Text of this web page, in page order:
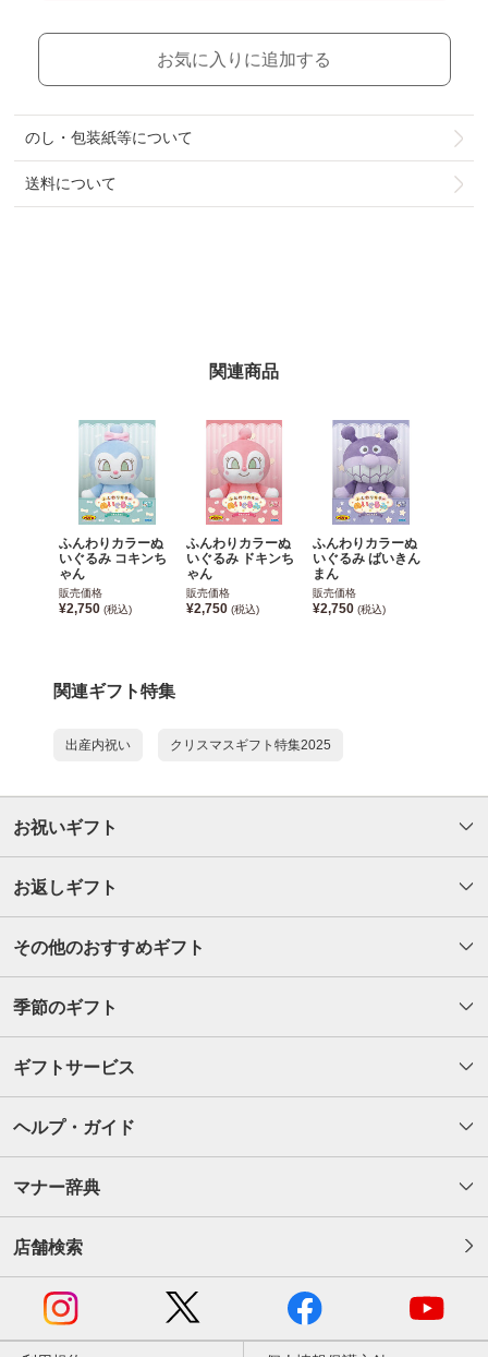
お気に入りに追加する
のし・包装紙等について
送料について
関連商品
ふんわりカラーぬ
いぐるみ コキンち
ゃん
販売価格
¥2,750 (税込)
ふんわりカラーぬ
いぐるみ ドキンち
ゃん
販売価格
¥2,750(税込)
ふんわりカラーぬ
いぐるみ ばいきん
まん
販売価格
¥2,750 (税込)
関連ギフト特集
出産内祝い クリスマスギフト特集2025
お祝いギフト
お返しギフト
その他のおすすめギフト
季節のギフト
ギフトサービス
ヘルプ・ガイド
マナー辞典
店舗検索